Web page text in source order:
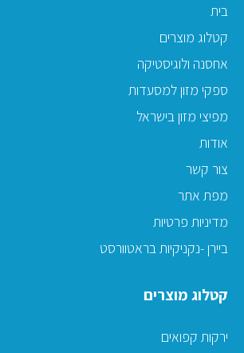
בית
קטלוג מוצרים
אחסנה ולוגיסטיקה
ספקי מזון למסעדות
מפיצי מזון בישראל
אודות
צור קשר
מפת אתר
מדיניות פרטיות
ביירן -נקניקיות בראטוורסט
קטלוג מוצרים
ירקות קפואים